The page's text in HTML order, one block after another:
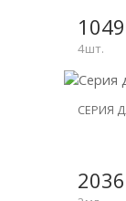
-25%
4шт.
-15%
СЕРИЯ